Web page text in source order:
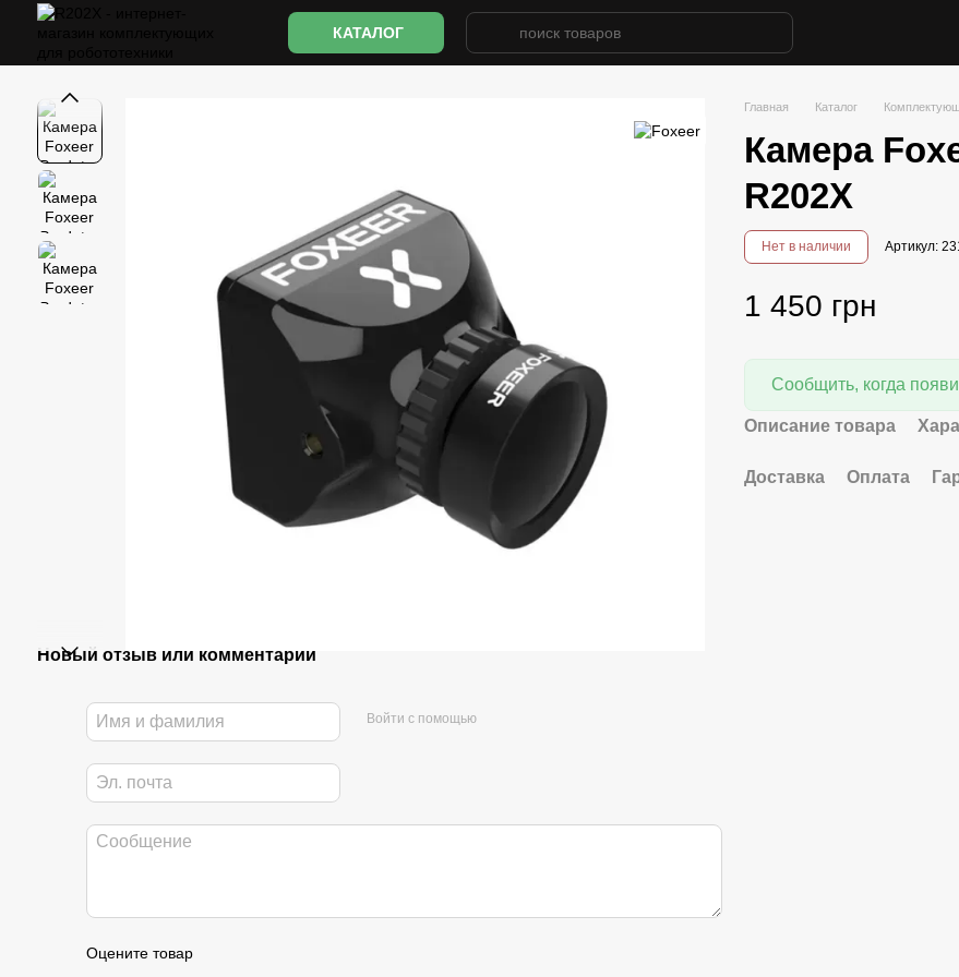
Перейти к основному контенту
КАТАЛОГ
Новый отзыв или комментарий
Войти с помощью
Оцените товар
Главная Каталог
Камера
R202X
Нет в наличии Артикул:
1 450 грн
Сообщить, когда
Описание товара
Доставка Оплата